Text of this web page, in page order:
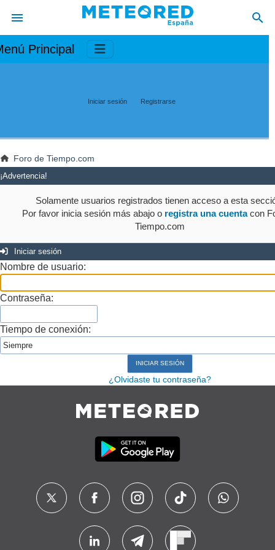
Principal
Iniciar sesión Registrarse
Foro de Tiempo.com
¡Advertencia!
Solamente usuarios registrados tienen acceso a esta
Por favor inicia sesión más abajo o registra una cuentacon
Tiempo.com
Iniciar sesión
Nombre de usuario:
Contraseña:
Tiempo de conexión:
¿Olvidaste tu contraseña?